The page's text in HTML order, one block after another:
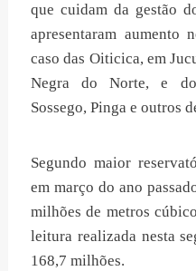
que cuidam da gestão
apresentaram aumento
caso das Oiticica, em
Negra do Norte, e
Sossego, Pinga e outros
Segundo maior
em março do ano
milhões de metros
leitura realizada nesta
168,7 milhões.